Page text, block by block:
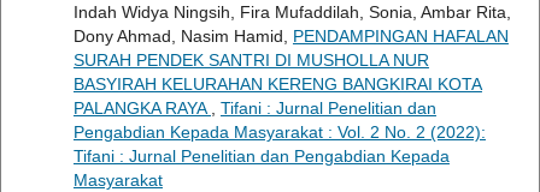
Indah Widya Ningsih, Fira Mufaddilah, Sonia, Ambar Rita,
Dony Ahmad, Nasim Hamid, PENDAMPINGAN HAFALAN
SURAH PENDEK SANTRI DI MUSHOLLA NUR
BASYIRAH KELURAHAN KERENG BANGKIRAI KOTA
PALANGKA RAYA
Tifani : Jurnal Penelitian dan
Pengabdian Kepada Masyarakat : Vol. 2 No. 2 (2022):
Tifani : Jurnal Penelitian dan Pengabdian Kepada
Masyarakat